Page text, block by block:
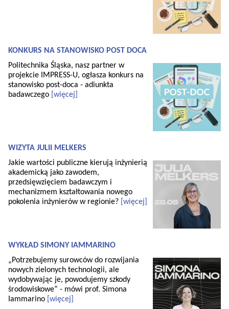
KONKURS NA STANOWISKO POST DOCA
Politechnika Śląska, nasz partner w
projekcie IMPRESS-U, ogłasza konkurs na
stanowisko post-doca - adiunkta
badawczego [więcej]
WIZYTA JULII MELKERS
Jakie wartości publiczne kierują inżynierią
akademicką jako zawodem,
przedsięwzięciem badawczym i
mechanizmem kształtowania nowego
pokolenia inżynierów w regionie? [więcej]
WYKŁAD SIMONY IAMMARINO
„Potrzebujemy surowców do rozwijania
nowych zielonych technologii, ale
wydobywając je, powodujemy szkody
środowiskowe” - mówi prof. Simona
Iammarino [więcej]